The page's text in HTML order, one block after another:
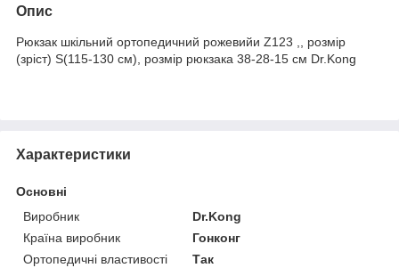
Опис
Рюкзак шкільний ортопедичний рожевийи Z123 ,, розмір
(зріст) S(115-130 см), розмір рюкзака 38-28-15 см Dr.Kong
Характеристики
Основні
Виробник
Dr.Kong
Країна виробник
Гонконг
Ортопедичні властивості
Так